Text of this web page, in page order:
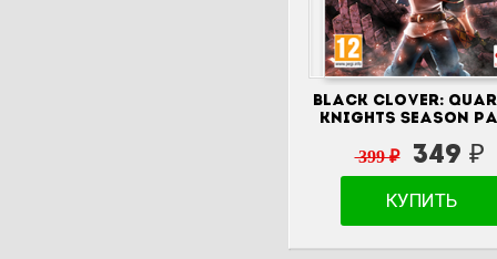
Black Clover:
Knights Season
399 ₽ 349 ₽
КУПИТЬ